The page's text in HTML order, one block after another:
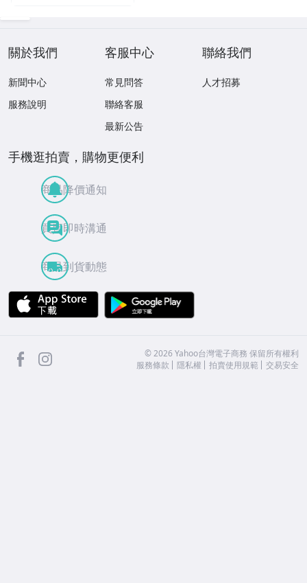
關於我們
新聞中心
服務說明
客服中心
常見問答
聯絡客服
最新公告
聯絡我們
人才招募
手機逛拍賣，購物更便利
商品降價通知
買賣即時溝通
商品到貨動態
APP Store
facebook ©2026 Yahoo台灣電子商務 保留所有權利
服務條款
隱私權 拍賣使用規範 交易安全